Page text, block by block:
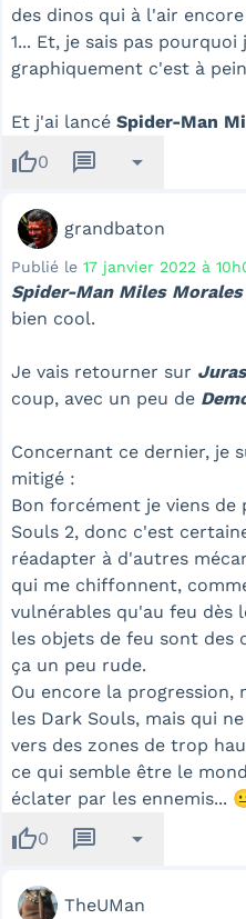
des dinos qui à l'air
1... Et, je sais pas
graphiquement c'est à
Et j'ai lancé Spider-Man
thumb_up0 message arrow_drop_down
grandbaton
Publié le 17 janvier 2022 à
Spider-Man Miles Morales
bien cool.
Je vais retourner sur
coup, avec un peu de
Concernant ce dernier, je
mitigé :
Bon forcément je viens de
Souls 2, donc c'est
réadapter à d'autres
qui me chiffonnent,
vulnérables qu'au feu dès
les objets de feu sont des
ça un peu rude.
Ou encore la progression,
les Dark Souls, mais qui
vers des zones de trop
ce qui semble être le
éclater par les ennemis...
thumb_up0 message arrow_drop_down
TheUMan